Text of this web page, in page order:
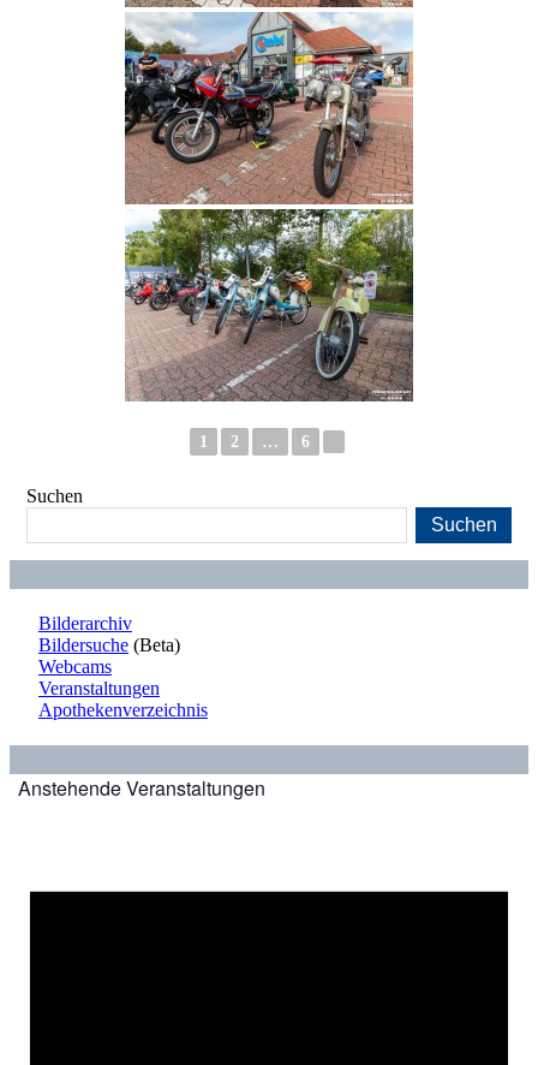
1 2 … 6
Suchen
Suchen
Bilderarchiv
Bildersuche (Beta)
Webcams
Veranstaltungen
Apothekenverzeichnis
Anstehende Veranstaltungen